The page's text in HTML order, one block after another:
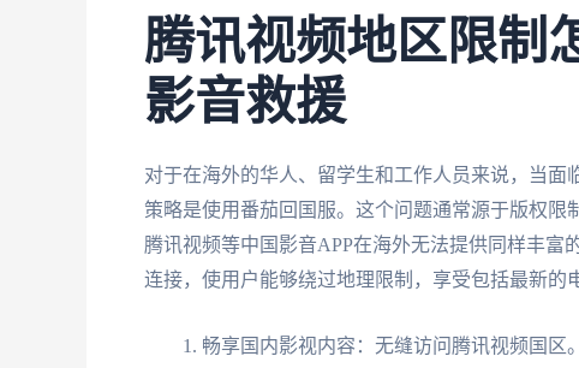
腾讯视频地区限制
影音救援
对于在海外的华人、留学生和工作人员来说，当
策略是使用番茄回国服。这个问题通常源于版权限
腾讯视频等中国影音APP在海外无法提供同样丰
连接，使用户能够绕过地理限制，享受包括最新的
畅享国内影视内容：无缝访问腾讯视频国区。